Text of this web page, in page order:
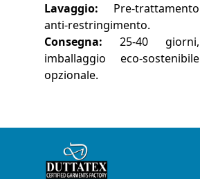
Lavaggio: Pre-trattamento
anti-restringimento.
Consegna: 25-40 giorni,
imballaggio eco-sostenibile
opzionale.